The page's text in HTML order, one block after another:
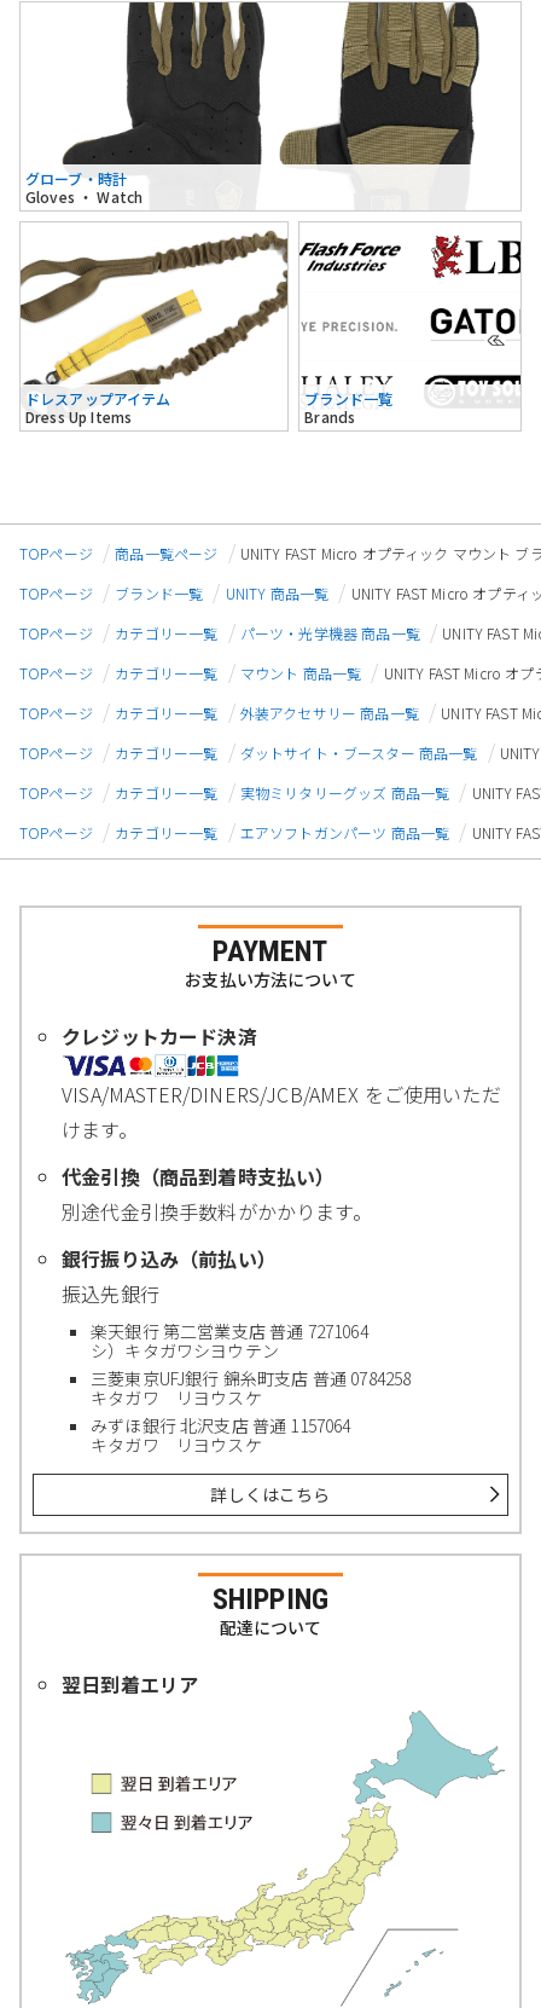
グローブ・時計
Gloves ・ Watch
ドレスアップアイテム
Dress Up Items
ブランド一覧
Brands
TOPページ 商品一覧ページ
UNITY FAST Micro オプティック マウント ブ
TOPページ
ブランド一覧 UNITY 商品一覧
UNITY FAST Micro オプテ
TOPページ
カテゴリー一覧 パーツ・光学機器 商品一覧
UNITY FAST
TOPページ
カテゴリー一覧 マウント 商品一覧
UNITY FAST Micro オ
TOPページ
カテゴリー一覧 外装アクセサリー 商品一覧
UNITY FAST
TOPページ
カテゴリー一覧 ダットサイト・ブースター 商品一覧
TOPページ
カテゴリー一覧 実物ミリタリーグッズ 商品一覧
UNITY
TOPページ
カテゴリー一覧 エアソフトガンパーツ 商品一覧 UNITY
PAYMENT
お支払い方法について
クレジットカード決済
VISA/MASTER/DINERS/JCB/AMEX をご使用いただ
けます。
代金引換（商品到着時支払い）
別途代金引換手数料がかかります。
銀行振り込み（前払い）
振込先銀行
楽天銀行 第二営業支店 普通 7271064
シ）キタガワシヨウテン
三菱東京UFJ銀行 錦糸町支店 普通 0784258
キタガワ リヨウスケ
みずほ銀行 北沢支店 普通 1157064
キタガワ リヨウスケ
詳しくはこちら
SHIPPING
配達について
翌日到着エリア